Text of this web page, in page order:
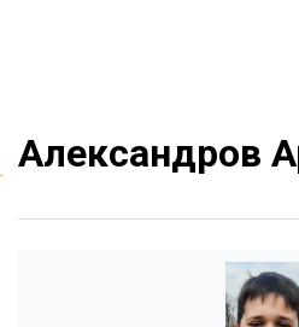
Александров